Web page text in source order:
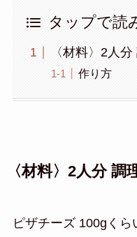
タップで読
〈材料〉2人
作り方
〈材料〉2人分 調
ピザチーズ 100gくら